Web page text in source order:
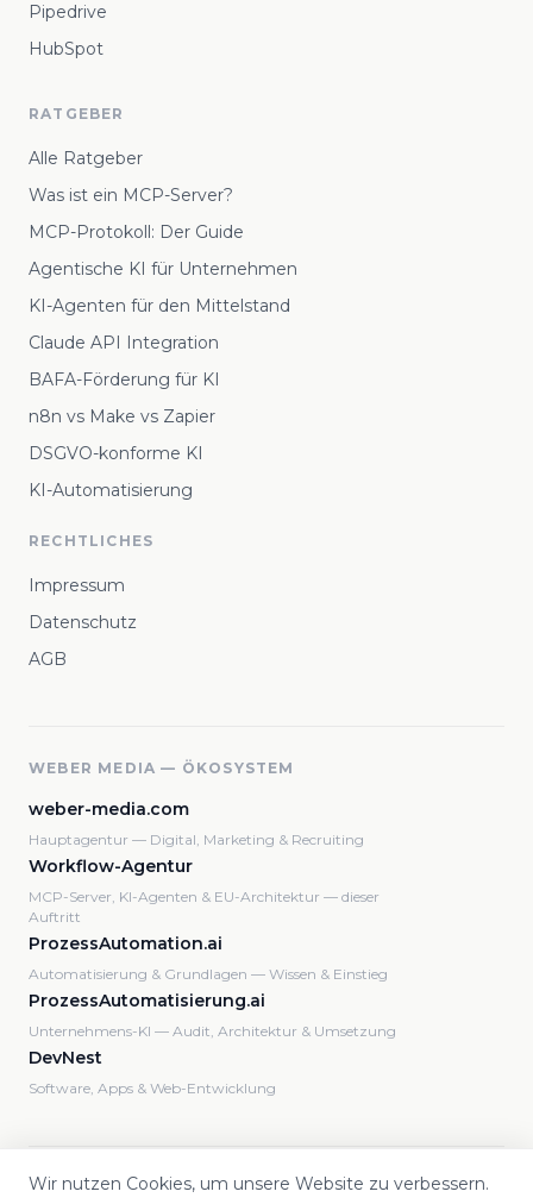
Wir nutzen Cookies, um unsere Website zu verbessern.
Pipedrive
HubSpot
RATGEBER
Alle Ratgeber
Was ist ein MCP-Server?
MCP-Protokoll: Der Guide
Agentische KI für Unternehmen
KI-Agenten für den Mittelstand
Claude API Integration
BAFA-Förderung für KI
n8n vs Make vs Zapier
DSGVO-konforme KI
KI-Automatisierung
RECHTLICHES
Impressum
Datenschutz
AGB
WEBER MEDIA — ÖKOSYSTEM
weber-media.com
Hauptagentur — Digital, Marketing & Recruiting
Workflow-Agentur
MCP-Server, KI-Agenten & EU-Architektur — dieser
Auftritt
ProzessAutomation.ai
Automatisierung & Grundlagen — Wissen & Einstieg
ProzessAutomatisierung.ai
Unternehmens-KI — Audit, Architektur & Umsetzung
DevNest
Software, Apps & Web-Entwicklung
© 2026 Weber Media Consulting GmbH · Workflow-Agentur ·